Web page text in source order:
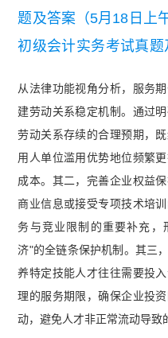
题及答案（5月18日上
初级会计实务考试真题
从法律功能视角分析，服务
建劳动关系稳定机制。通过
劳动关系存续的合理预期，
用人单位滥用优势地位频繁
成本。其二，完善企业权益
商业信息或接受专项技术培
务与竞业限制的重要补充
济"的全链条保护机制。其三
养特定技能人才往往需要投
理的服务期限，确保企业投
动，避免人才非正常流动导致